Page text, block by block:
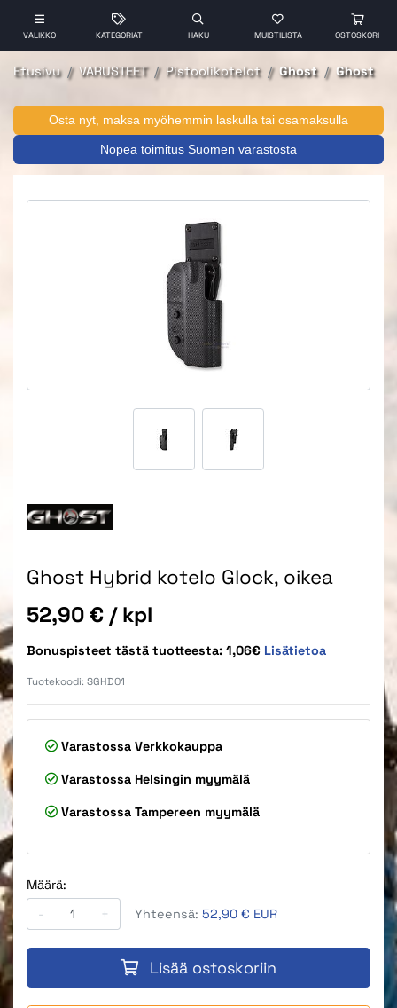
VALIKKO KATEGORIAT HAKU MUISTILISTA OSTOSKORI
Etusivu VARUSTEET Pistoolikotelot Ghost Ghost
Osta nyt, maksa myöhemmin laskulla tai osamaksulla
Nopea toimitus Suomen varastosta
Ghost Hybrid kotelo Glock, oikea
Hinta
52,90 € / kpl
Bonuspisteet tästä tuotteesta: 1,06€ Lisätietoa
Tuotekoodi: SGHD01
Varastossa Verkkokauppa
Varastossa Helsingin myymälä
Varastossa Tampereen myymälä
Määrä:
-
+ Yhteensä: 52,90 € EUR
Lisää ostoskoriin